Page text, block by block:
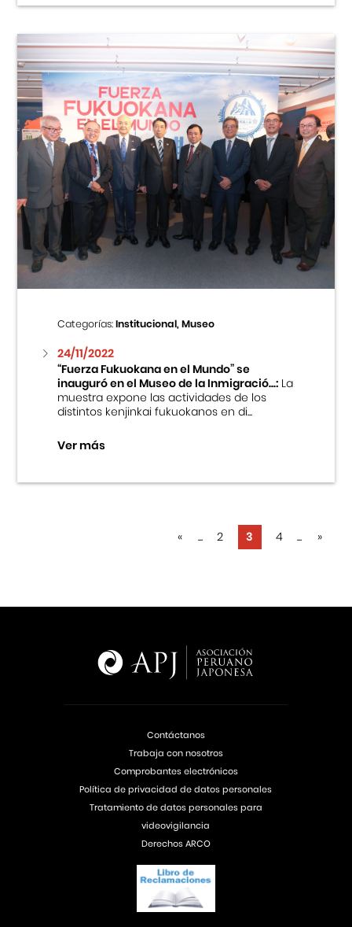
Categorías:Institucional, Museo
24/11/2022
“Fuerza Fukuokana en el Mundo” se
inauguró en el Museo de la Inmigració...:La
muestra expone las actividades de los
distintos kenjinkai fukuokanos en di...
Ver más
« ... 2 3 4 ... »
Contáctanos
Trabaja con nosotros
Comprobantes electrónicos
Política de privacidad de datos personales
Tratamiento de datos personales para
videovigilancia
Derechos ARCO